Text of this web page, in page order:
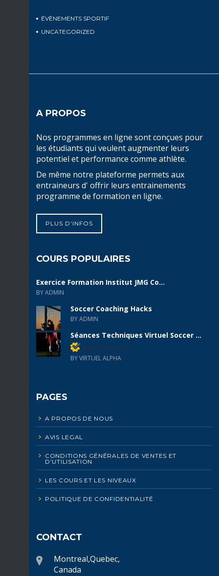
ÉVÈNEMENTS SPORTIF
UNCATEGORIZED
A PROPOS
Nos programmes en ligne sont conçues pour
les étudiants qui veulent augmenter leurs
potentiel et performance comme athlète.
De même notre plateforme permets aux
entraineurs d' offrir leurs entrainements
programme de formation en ligne.
PLUS D'INFOS
COURS POPULAIRES
Exercice Formation Institut JMG Co...
BY ADMIN
Soccer Coaching Hacks
BY ADMIN
Séances Techniques Virtuel Soccer ...
Members only
BY VIRTUEL ALPHA
PAGES
A PROPOS DE NOUS
AVIS LEGAL
CONDITIONS GÉNÉRALES DE VENTES ET
D’UTILISATION
LES COURS ET LES NIVEAUX
POLITIQUE DE CONFIDENTIALITÉ
CONTACT
Montreal,Quebec,
Canada